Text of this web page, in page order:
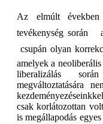
Az elmúlt években
tevékenység során 
 csupán olyan
amelyek a
liberalizálás
megváltoztatására
csak korlátozottan
is megállapodás